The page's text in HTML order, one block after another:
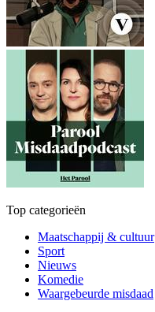
Top categorieën
Maatschappij & cultuur
Sport
Nieuws
Komedie
Waargebeurde misdaad